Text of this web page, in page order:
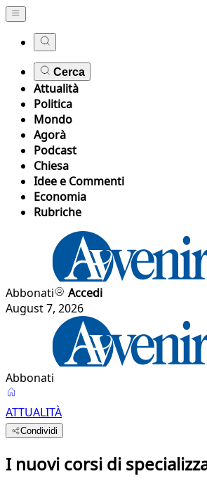
Cerca
Attualità
Politica
Mondo
Agorà
Podcast
Chiesa
Idee e Commenti
Economia
Rubriche
Abbonati
Accedi
August 7, 2026
Abbonati
ATTUALITÀ
Condividi
I nuovi corsi di